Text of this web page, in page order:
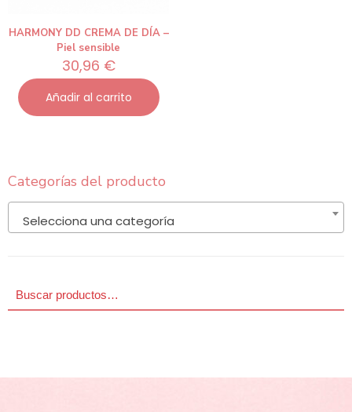
HARMONY DD CREMA DE DÍA –
Piel sensible
30,96 €
Añadir al carrito
Categorías del producto
Selecciona una categoría